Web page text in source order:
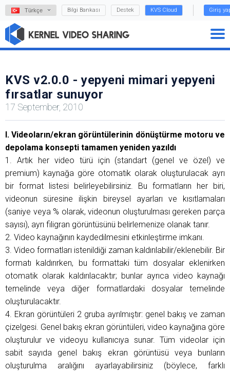
Türkçe Bilgi Bankası Destek KVS Cloud Giriş
KVS v2.0.0 - yepyeni mimari yepyeni
fırsatlar sunuyor
17 September, 2010
I. Videoların/ekran görüntülerinin dönüştürme motoru ve
depolama konsepti tamamen yeniden yazıldı
1. Artık her video türü için (standart (genel ve özel) ve
premium) kaynağa göre otomatik olarak oluşturulacak ayrı
bir format listesi belirleyebilirsiniz. Bu formatların her biri,
videonun süresine ilişkin bireysel ayarları ve kısıtlamaları
(saniye veya % olarak, videonun oluşturulması gereken parça
sayısı), ayrı filigran görüntüsünü belirlemenize olanak tanır.
2. Video kaynağının kaydedilmesini etkinleştirme imkanı.
3. Video formatları istenildiği zaman kaldırılabilir/eklenebilir. Bir
formatı kaldırırken, bu formattaki tüm dosyalar eklenirken
otomatik olarak kaldırılacaktır; bunlar ayrıca video kaynağı
temelinde veya diğer formatlardaki dosyalar temelinde
oluşturulacaktır.
4. Ekran görüntüleri 2 gruba ayrılmıştır: genel bakış ve zaman
çizelgesi. Genel bakış ekran görüntüleri, video kaynağına göre
oluşturulur ve videoyu kullanıcıya sunar. Tüm videolar için
sabit sayıda genel bakış ekran görüntüsü veya bunların
oluşturulma aralığını ayarlayabilirsiniz (böylece, farklı